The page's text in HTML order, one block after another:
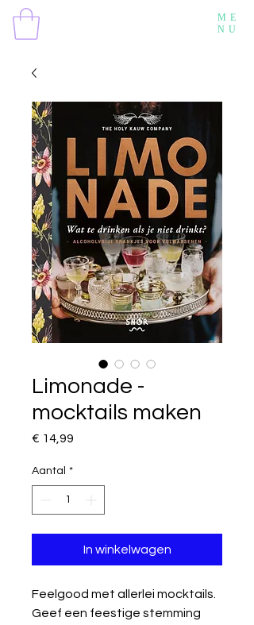
ME
NU
Limonade -
mocktails maken
€ 14,99
Aantal *
In winkelwagen
Feelgood met allerlei mocktails.
Geef een feestige stemming